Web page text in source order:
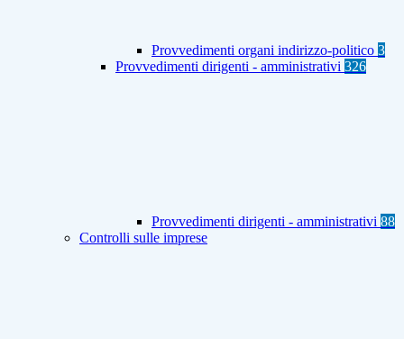
Provvedimenti organi indirizzo-politico 3
Provvedimenti dirigenti - amministrativi 326
Provvedimenti dirigenti - amministrativi 88
Controlli sulle imprese